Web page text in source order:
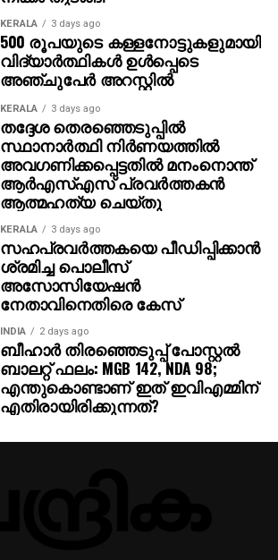
KERALA 3 days ago
500 രൂപയുടെ കള്ളനോട്ടുകളുമായി
വിദ്യാര്‍ത്ഥികള്‍ ഉള്‍പ്പെടെ
അഞ്ചുപേര്‍ അറസ്റ്റില്‍
KERALA 3 days ago
തദ്ദേശ തെരഞ്ഞെടുപ്പില്‍
സ്ഥാനാര്‍ത്ഥി നിര്‍ണയത്തില്‍
അവഗണിക്കപ്പെട്ടതില്‍ മനംനൊന്ത്
ആര്‍എസ്എസ് പ്രവര്‍ത്തകന്‍
ആത്മഹത്യ ചെയ്തു
KERALA 3 days ago
സഹപ്രവര്‍ത്തകയെ പീഡിപ്പിക്കാന്‍
ശ്രമിച്ച പൊലീസ്
അസോസിയേഷന്‍
നേതാവിനെതിരെ കേസ്
INDIA 2 days ago
ബീഹാർ തിരഞ്ഞെടുപ്പ് പോസ്റ്റൽ
ബാലറ്റ് ഫലം: MGB 142, NDA 98;
എന്തുകൊണ്ടാണ് ഇത് ഇവിഎമ്മിന്
എതിരായിരിക്കുന്നത്?